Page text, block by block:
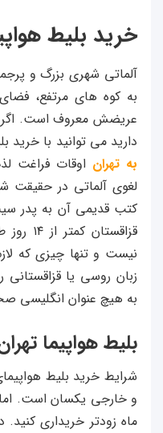
خرید بلیط
آلماتی شهری بزرگ و
به کوه های مرتفع،
عریضش معروف است. اگر
دارید می توانید با خرید
به تهران اوقات فراغت
لغوی آلماتی در
کتب قدیمی آن به پدر
نیست و تنها چیزی که
زبان روسی یا قزاقستانی
به هیچ عنوان انگلیسی
بلیط هواپیما
شرایط خرید بلیط
ماه زودتر خریداری